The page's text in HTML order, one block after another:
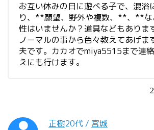
お互い休みの日に遊べる子で、混浴
り、**願望、野外や複数、**、**な
性はいませんか？道具などもありま
ノーマルの事から色々教えてあげ
夫です。カカオでmiya5515まで連
えにも行けます。
正樹20代 / 宮城